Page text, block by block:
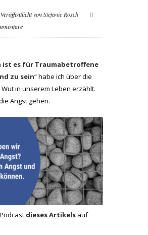
Veröffentlicht vonStefanie Rösch
ist es für Traumabetroffene
zu sein“ habe ich über die
in unserem Leben erzählt.
Angst gehen.
dieses Artikels auf